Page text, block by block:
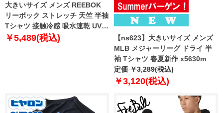
大きいサイズ メンズ REEBOK
リーボック ストレッチ 天竺 半袖
Tシャツ 接触冷感 吸水速乾 UV加
工 消臭 x5533r
￥5,489(税込)
【ns623】大きいサイズ メンズ
MLB メジャーリーグ ドライ 半
袖 Tシャツ 春夏新作 x5630m
定価 ￥3,289(税込)
￥3,120(税込)